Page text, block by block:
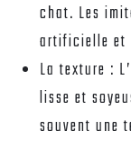
chat. Les
artificielle et
La texture :
lisse et
souvent une